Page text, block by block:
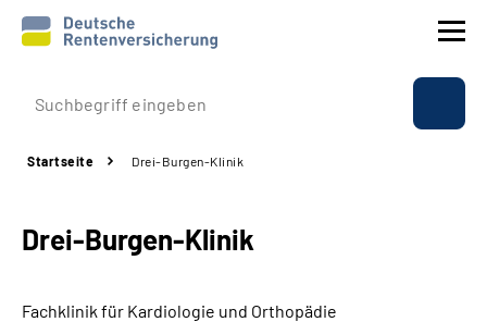
Prävention
Rente
Beratung & Kontakt
Startseite Drei-Burgen-Klinik
Drei-Burgen-Klinik
Fachklinik für Kardiologie und Orthopädie